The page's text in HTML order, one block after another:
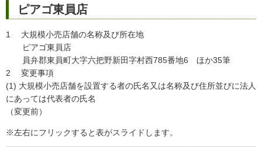
ピアゴ東員店
1 大規模小売店舗の名称及び所在地
ピアゴ東員店
員弁郡東員町大字六把野新田字村西785番地6 ほか35筆
2 変更事項
(1) 大規模小売店舗を設置する者の氏名又は名称及び住所並びに法人
にあっては代表者の氏名
（変更前）
※左右にフリックすると表がスライドします。